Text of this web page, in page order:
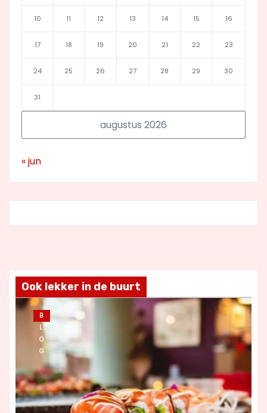
augustus 2026
10 11 12 13 14 15 16
17 18 19 20 21 22 23
24 25 26 27 28 29 30
31
« jun
Ook lekker in de buurt
B
L
O
G